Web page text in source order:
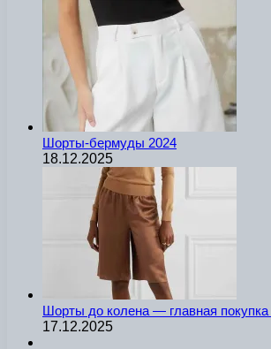
Шорты-бермуды 2024
18.12.2025
Шорты до колена — главная покупка
17.12.2025